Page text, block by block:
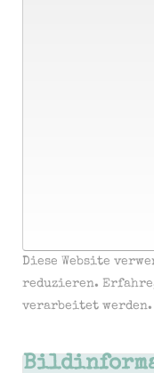
Diese Website
reduzieren.
verarbeitet werden.